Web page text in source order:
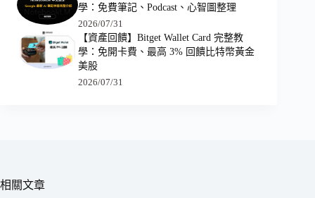
學：免費筆記、Podcast、心智圖整理
2026/07/31
【資產回饋】Bitget Wallet Card 完整教
學：免開卡費、最高 3% 回饋比特幣黃金
美股
2026/07/31
相關文章